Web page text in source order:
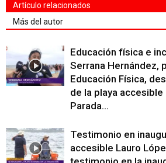
Artículo relacionados
Más del autor
Educación física e
Serrana Hernández,
Educación Física,
de la playa accesible
Parada...
Testimonio en
accesible Lauro